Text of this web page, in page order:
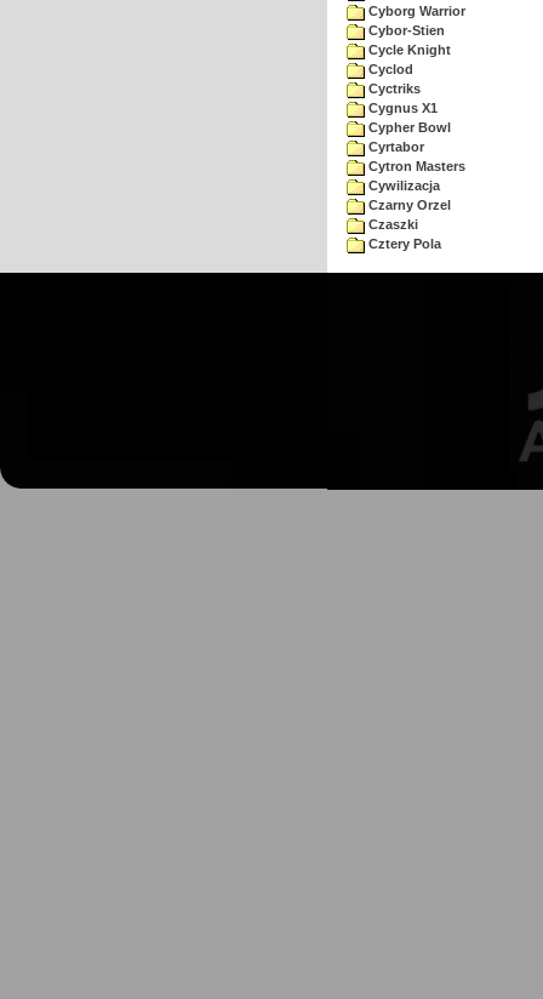
Cyborg Warrior
Cybor-Stien
Cycle Knight
Cyclod
Cyctriks
Cygnus X1
Cypher Bowl
Cyrtabor
Cytron Masters
Cywilizacja
Czarny Orzel
Czaszki
Cztery Pola